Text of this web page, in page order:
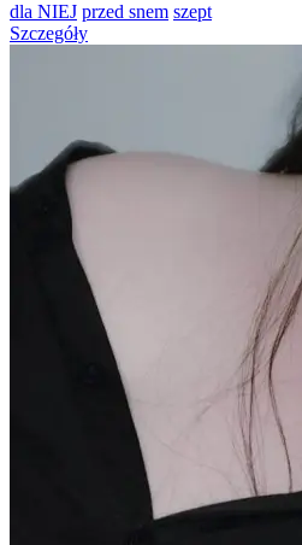
dla NIEJ przed snem szept
Szczegóły